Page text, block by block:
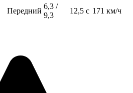
Передний
6,3 /
9,3
12,5 с 171 км/ч